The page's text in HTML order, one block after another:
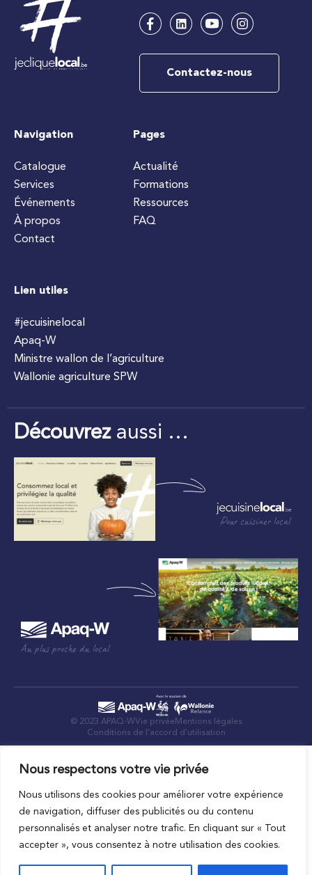
Nous respectons votre vie privée
Nous utilisons des cookies pour améliorer votre expérience
de navigation, diffuser des publicités ou du contenu
personnalisés et analyser notre trafic. En cliquant sur « Tout
accepter », vous consentez à notre utilisation des cookies.
Contactez-nous
Navigation
Catalogue
Services
Événements
À propos
Contact
Pages
Actualité
Formations
Ressources
FAQ
Lien utiles
#jecuisinelocal
Apaq-W
Ministre wallon de l’agriculture
Wallonie agriculture SPW
Découvrezaussi …
Pour cuisiner local
Au plus proche du local
© 2023 APAQ-WVie privée Mentions légales
Conditions de l’accord d’utilisation